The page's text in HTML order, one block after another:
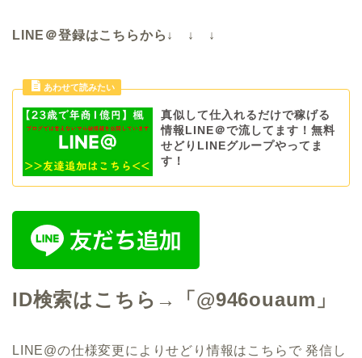
LINE＠登録はこちらから↓ ↓ ↓
真似して仕入れるだけで稼げる
情報LINE＠で流してます！無料
せどりLINEグループやってま
す！
ID検索はこちら→「@946ouaum」
LINE@の仕様変更によりせどり情報はこちらで 発信し